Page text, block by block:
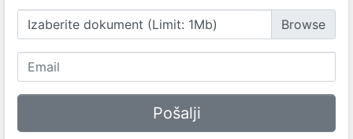
Izaberite dokument (Limit: 1Mb)